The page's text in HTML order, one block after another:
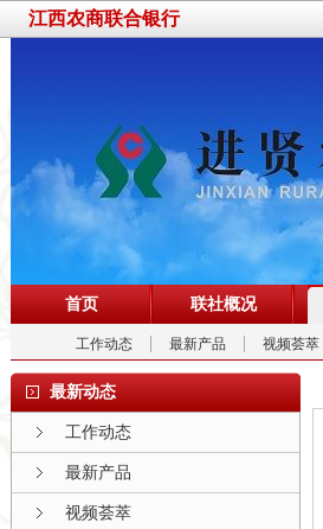
江西农商联合银行
首页 联社概况
工作动态 最新产品 视频荟萃
最新动态
工作动态
最新产品
视频荟萃